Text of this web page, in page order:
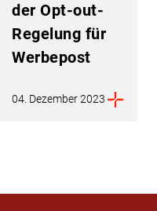
der Opt-out-
Regelung für
Werbepost
04. Dezember 2023